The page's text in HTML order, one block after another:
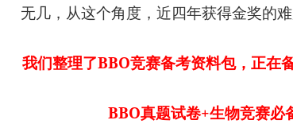
无几，从这个角度，近四年获得金奖的
我们整理了BBO竞赛备考资料包，正在
BBO真题试卷+生物竞赛必